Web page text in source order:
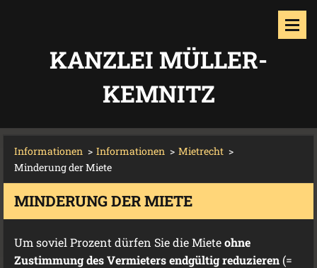
KANZLEI MÜLLER-
KEMNITZ
Informationen > Informationen > Mietrecht >
Minderung der Miete
MINDERUNG DER MIETE
Um soviel Prozent dürfen Sie die Mieteohne
Zustimmung des Vermieters endgültig reduzieren (=